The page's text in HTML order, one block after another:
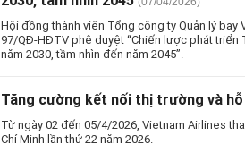
Hội đồng thành viên Tổng công ty Quản lý bay
97/QĐ-HĐTV phê duyệt “Chiến lược phát triển
năm 2030, tầm nhìn đến năm 2045”.
Tăng cường kết nối thị trường và
Từ ngày 02 đến 05/4/2026, Vietnam Airlines
Chí Minh lần thứ 22 năm 2026.